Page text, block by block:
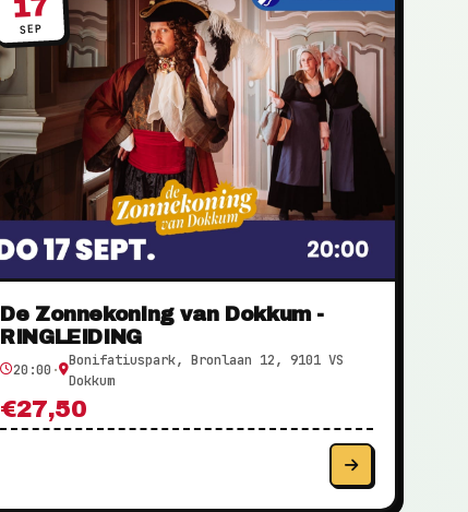
SEP
De Zonnekoning van Dokkum -
RINGLEIDING
20:00 ·
Bonifatiuspark, Bronlaan 12, 9101 VS
Dokkum
€27,50